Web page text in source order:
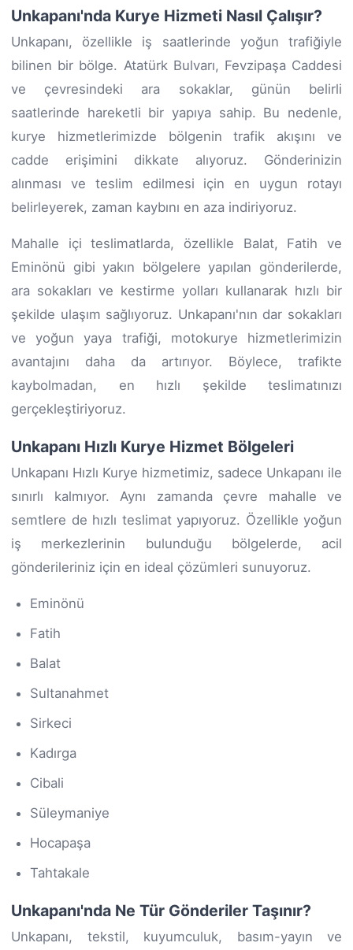
Unkapanı'nda Kurye Hizmeti Nasıl Çalışır?
Unkapanı, özellikle iş saatlerinde yoğun trafiğiyle
bilinen bir bölge. Atatürk Bulvarı, Fevzipaşa Caddesi
ve çevresindeki ara sokaklar, günün belirli
saatlerinde hareketli bir yapıya sahip. Bu nedenle,
kurye hizmetlerimizde bölgenin trafik akışını ve
cadde erişimini dikkate alıyoruz. Gönderinizin
alınması ve teslim edilmesi için en uygun rotayı
belirleyerek, zaman kaybını en aza indiriyoruz.
Mahalle içi teslimatlarda, özellikle Balat, Fatih ve
Eminönü gibi yakın bölgelere yapılan gönderilerde,
ara sokakları ve kestirme yolları kullanarak hızlı bir
şekilde ulaşım sağlıyoruz. Unkapanı'nın dar sokakları
ve yoğun yaya trafiği, motokurye hizmetlerimizin
avantajını daha da artırıyor. Böylece, trafikte
kaybolmadan, en hızlı şekilde teslimatınızı
gerçekleştiriyoruz.
Unkapanı Hızlı Kurye Hizmet Bölgeleri
Unkapanı Hızlı Kurye hizmetimiz, sadece Unkapanı ile
sınırlı kalmıyor. Aynı zamanda çevre mahalle ve
semtlere de hızlı teslimat yapıyoruz. Özellikle yoğun
iş merkezlerinin bulunduğu bölgelerde, acil
gönderileriniz için en ideal çözümleri sunuyoruz.
Eminönü
Fatih
Balat
Sultanahmet
Sirkeci
Kadırga
Cibali
Süleymaniye
Hocapaşa
Tahtakale
Unkapanı'nda Ne Tür Gönderiler Taşınır?
Unkapanı, tekstil, kuyumculuk, basım-yayın ve